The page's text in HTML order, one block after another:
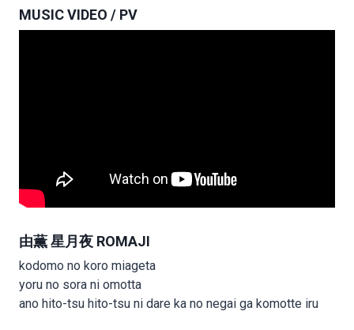
MUSIC VIDEO / PV
由薫 星月夜 ROMAJI
kodomo no koro miageta
yoru no sora ni omotta
ano hito-tsu hito-tsu ni dare ka no negai ga komotte iru